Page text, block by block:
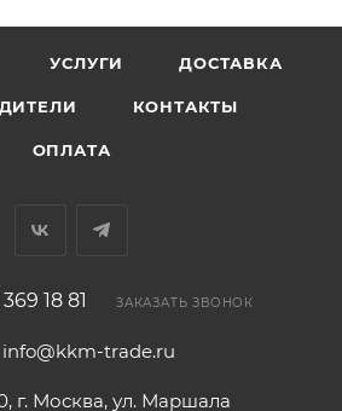
УСЛУГИ ДОСТАВКА
КОНТАКТЫ
ОПЛАТА
18 81 ЗАКАЗАТЬ ЗВОНОК
info@kkm-trade.ru
г. Москва, ул. Маршала